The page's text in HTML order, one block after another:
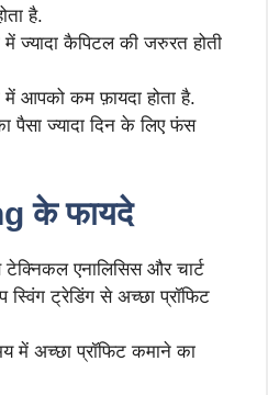
है.
ज्यादा कैपिटल की जरुरत होती
आपको कम फ़ायदा होता है.
पैसा ज्यादा दिन के लिए फंस
के फायदे
एनालिसिस और चार्ट
ट्रेडिंग से अच्छा प्रॉफिट
में अच्छा प्रॉफिट कमाने का